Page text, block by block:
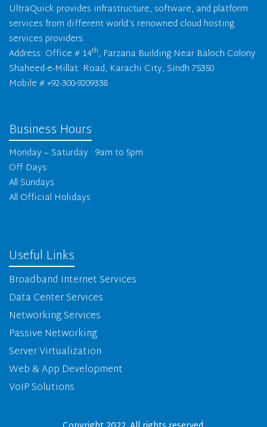
UltraQuick provides infrastructure, software, and platform
services from different world’s renowned cloud hosting
services providers.
Address: Office # 14th, Farzana Building Near Baloch Colony
Shaheed-e-Millat Road, Karachi City, Sindh 75350
Mobile # +92-300-9209338
Business Hours
Monday – Saturday : 9am to 5pm
Off Days:
All Sundays
All Official Holidays
Useful Links
Broadband Internet Services
Data Center Services
Networking Services
Passive Networking
Server Virtualization
Web & App Development
VoIP Solutions